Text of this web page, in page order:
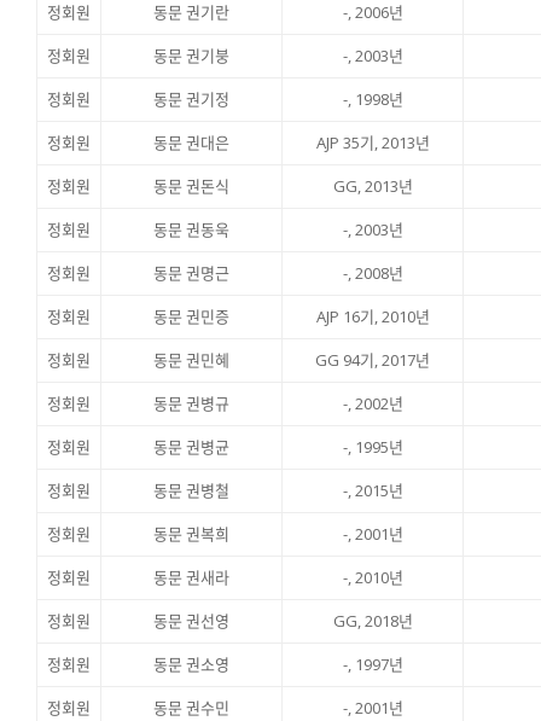
정회원
동문 권기란
-, 2006년
정회원
동문 권기붕
-, 2003년
정회원
동문 권기정
-, 1998년
정회원
동문 권대은
AJP 35기, 2013년
정회원
동문 권돈식
GG, 2013년
정회원
동문 권동욱
-, 2003년
정회원
동문 권명근
-, 2008년
정회원
동문 권민증
AJP 16기, 2010년
정회원
동문 권민혜
GG 94기, 2017년
정회원
동문 권병규
-, 2002년
정회원
동문 권병균
-, 1995년
정회원
동문 권병철
-, 2015년
정회원
동문 권복희
-, 2001년
정회원
동문 권새라
-, 2010년
정회원
동문 권선영
GG, 2018년
정회원
동문 권소영
-, 1997년
정회원
동문 권수민
-, 2001년